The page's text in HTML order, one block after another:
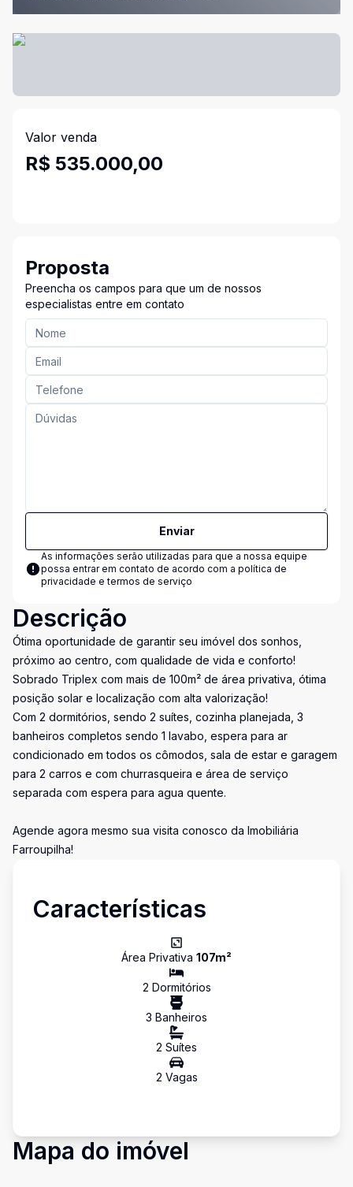
Valor venda
R$ 535.000,00
Proposta
Preencha os campos para que um de nossos
especialistas entre em contato
Enviar
As informações serão utilizadas para que a nossa equipe
possa entrar em contato de acordo com a política de
privacidade e termos de serviço
Descrição
Ótima oportunidade de garantir seu imóvel dos sonhos,
próximo ao centro, com qualidade de vida e conforto!
Sobrado Triplex com mais de 100m² de área privativa, ótima
posição solar e localização com alta valorização!
Com 2 dormitórios, sendo 2 suítes, cozinha planejada, 3
banheiros completos sendo 1 lavabo, espera para ar
condicionado em todos os cômodos, sala de estar e garagem
para 2 carros e com churrasqueira e área de serviço
separada com espera para agua quente.
Agende agora mesmo sua visita conosco da Imobiliária
Farroupilha!
Características
Área Privativa 107m²
2 Dormitórios
3 Banheiros
2 Suítes
2 Vagas
Mapa do imóvel